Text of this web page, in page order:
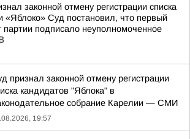
законной отмену регистрации списка
«Яблоко» Суд постановил, что первый
подписало неуполномоченное
признал законной отмену регистрации
кандидатов "Яблока" в
собрание Карелии — СМИ
19:57